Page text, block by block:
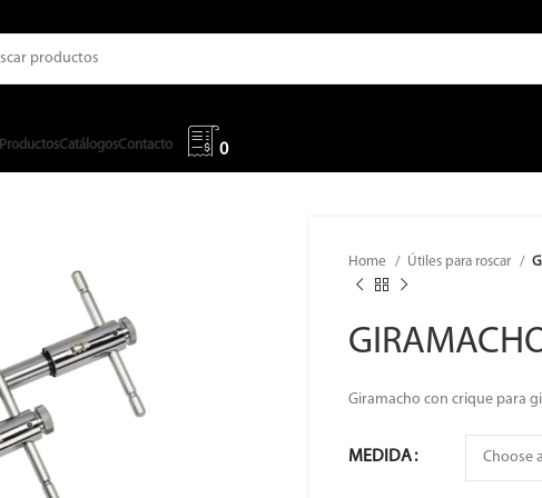
ProductosCatálogosContacto 0
Home Útiles para roscar
Giramacho con crique para
MEDIDA